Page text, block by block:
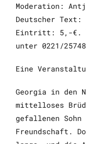
Moderation:
Deutscher Text:
Eintritt: 5,-€.
unter 0221/
Eine
Georgia in den
mittelloses
gefallenen
Freundschaft.